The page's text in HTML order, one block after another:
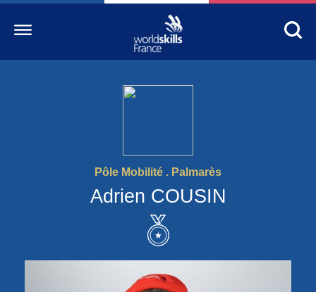
Pôle Mobilité . Palmarès
Adrien COUSIN
La compétition
Découvrez un métier
S’informer
Nos partenaires